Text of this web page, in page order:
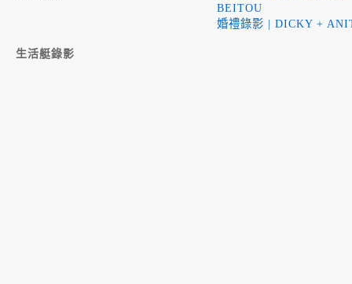
BEITOU
婚禮錄影 | DICKY +
生活艇錄影